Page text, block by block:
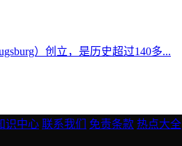
）创立，是历史超过140多...
识中心 联系我们 免责条款 热点大全